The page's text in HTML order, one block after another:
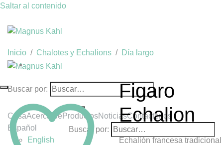
Saltar al contenido
Buscar por:
CasaAcerca de ProductosNoticiasContáctenos
Español
English
Buscar por:
Inicio / Chalotes y Echalions / Día largo
Figaro
Echalion
Echalión francesa tradicional